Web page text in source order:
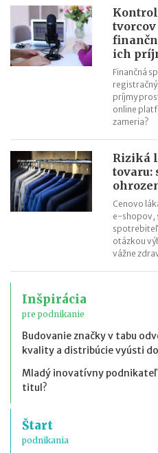
ich
Finančná
príjmy
online
zameria?
Riziká
tovaru:
Cenovo
e-shopov,
otázkou
vážne
Inšpirácia
pre podnikanie
Budovanie značky v tabu
kvality a distribúcie vyústi
Mladý inovatívny
titul?
Štart
podnikania